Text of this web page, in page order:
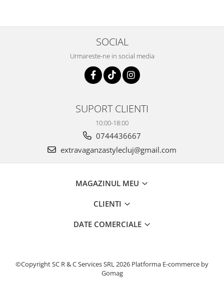
SOCIAL
Urmareste-ne in social media
SUPORT CLIENTI
10:00-18:00
0744436667
extravaganzastylecluj@gmail.com
MAGAZINUL MEU
CLIENTI
DATE COMERCIALE
©Copyright SC R & C Services SRL 2026 Platforma E-commerce by
Gomag